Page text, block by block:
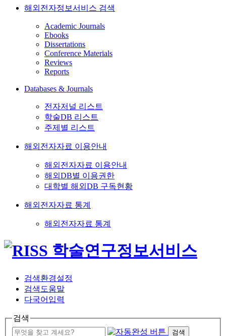
해외전자정보서비스 검색
Academic Journals
Ebooks
Dissertations
Conference Materials
Reviews
Reports
Databases & Journals
전자저널 리스트
학술DB 리스트
주제별 리스트
해외전자자료 이용안내
해외전자자료 이용안내
해외DB별 이용권한
대학별 해외DB 구독현황
해외전자자료 통계
해외전자자료 통계
검색환경설정
검색도움말
다국어입력
검색
검색